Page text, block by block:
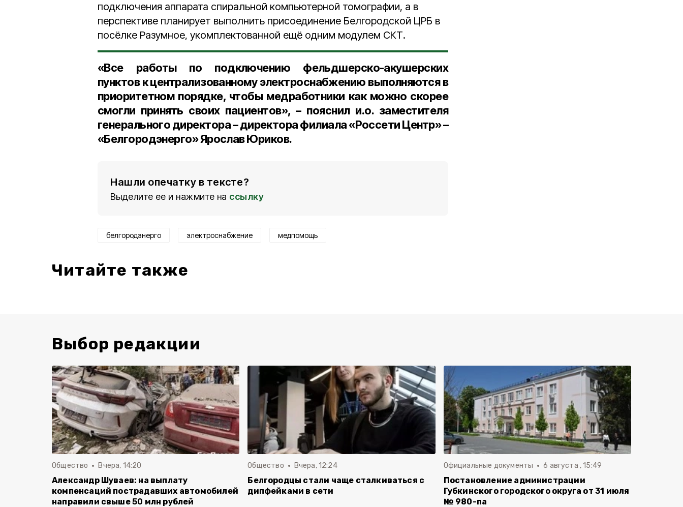
подключения аппарата спиральной компьютерной томографии, а в
перспективе планирует выполнить присоединение Белгородской ЦРБ в
посёлке Разумное, укомплектованной ещё одним модулем СКТ.
«Все работы по подключению фельдшерско-акушерских
пунктов к централизованному электроснабжению выполняются в
приоритетном порядке, чтобы медработники как можно скорее
смогли принять своих пациентов», – пояснил и.о. заместителя
генерального директора – директора филиала «Россети Центр» –
«Белгородэнерго» Ярослав Юриков.
Нашли опечатку в тексте?
Выделите ее и нажмите на ссылку
белгородэнерго электроснабжение медпомощь
Читайте также
Выбор редакции
Общество Вчера, 14:20
Александр Шуваев: на выплату
компенсаций пострадавших автомобилей
направили свыше 50 млн рублей
Общество Вчера, 12:24
Белгородцы стали чаще сталкиваться с
дипфейками в сети
Официальные документы 6 августа , 15:49
Постановление администрации
Губкинского городского округа от 31 июля
№ 980-па